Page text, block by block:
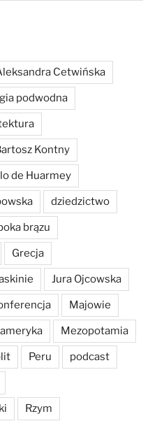
Cetwińska
podwodna
Kontny
de Huarmey
dziedzictwo
brązu
Grecja
Jura Ojcowska
Majowie
Mezopotamia
Peru podcast
Rzym